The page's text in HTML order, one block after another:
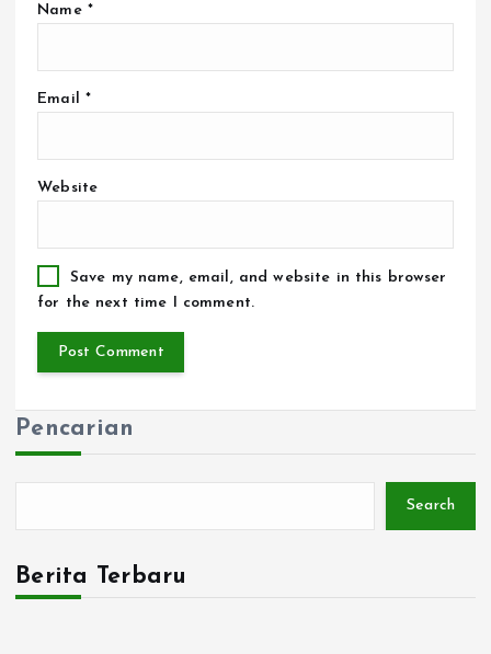
Name *
Email *
Website
Save my name, email, and website in this browser
for the next time I comment.
Pencarian
Search
Berita Terbaru